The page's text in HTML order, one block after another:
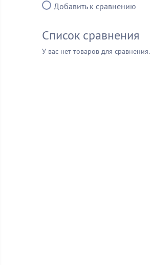
Добавить к сравнению
Список сравнения
У вас нет товаров для сравнения.